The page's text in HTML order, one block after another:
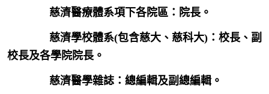
慈濟醫療體系項下各院區：院長。
慈濟學校體系(包含慈大、慈科大)：校長、副
校長及各學院院長。
慈濟醫學雜誌：總編輯及副總編輯。